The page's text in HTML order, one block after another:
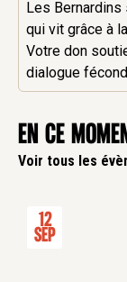
Les
qui vit grâce à
Votre don
dialogue
en ce
Voir tous les
12
Sep